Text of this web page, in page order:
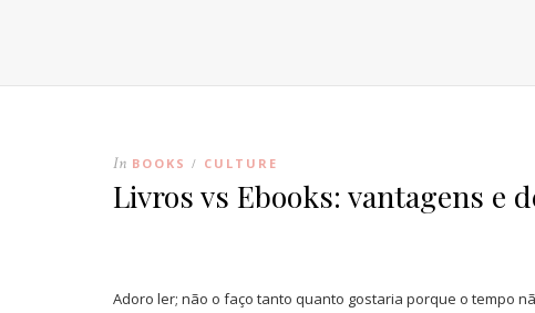
In BOOKS / CULTURE
Livros vs Ebooks: vantagens e
Adoro ler; não o faço tanto quanto gostaria porque o tempo